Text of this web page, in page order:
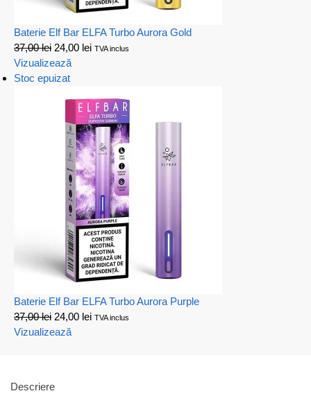
Baterie Elf Bar ELFA Turbo Aurora Gold
37,00lei 24,00 lei TVA inclus
Vizualizează
Stoc epuizat
Baterie Elf Bar ELFA Turbo Aurora Purple
37,00lei 24,00 lei TVA inclus
Vizualizează
Descriere